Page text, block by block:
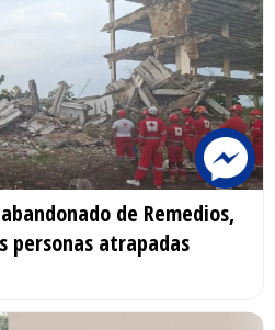
de Remedios,
personas atrapadas